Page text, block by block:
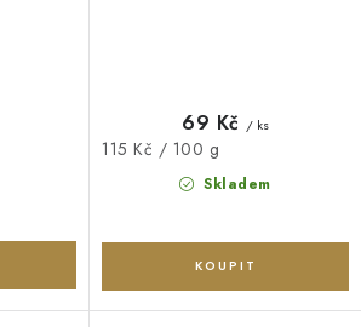
Skladem
69 Kč / ks
Měrná
115 Kč / 100 g